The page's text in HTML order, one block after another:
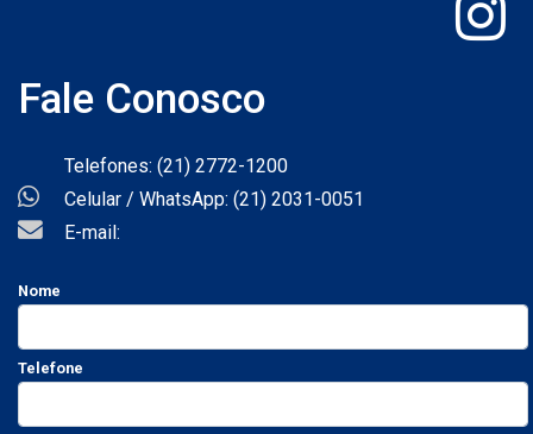
Fale Conosco
Telefones: (21) 2772-1200
Celular / WhatsApp: (21) 2031-0051
E-mail:
Nome
Telefone